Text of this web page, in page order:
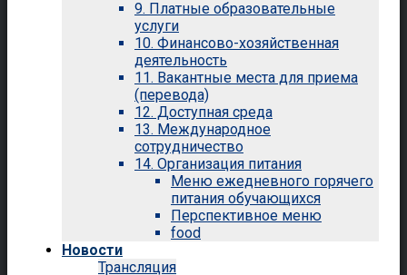
9. Платные образовательные
услуги
10. Финансово-хозяйственная
деятельность
11. Вакантные места для приема
(перевода)
12. Доступная среда
13. Международное
сотрудничество
14. Организация питания
Меню ежедневного горячего
питания обучающихся
Перспективное меню
food
Новости
Трансляция